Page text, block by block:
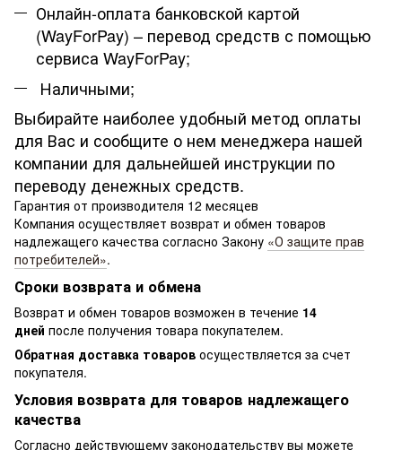
Онлайн-оплата банковской картой
(WayForPay) – перевод средств с помощью
сервиса WayForPay;
Наличными;
Выбирайте наиболее удобный метод оплаты
для Вас и сообщите о нем менеджера нашей
компании для дальнейшей инструкции по
переводу денежных средств.
Гарантия от производителя 12 месяцев
Компания осуществляет возврат и обмен товаров
надлежащего качества согласно Закону «О защите прав
потребителей».
Сроки возврата и обмена
Возврат и обмен товаров возможен в течение 14
дней после получения товара покупателем.
Обратная доставка товаров осуществляется за счет
покупателя.
Условия возврата для товаров надлежащего
качества
Согласно действующему законодательству вы можете